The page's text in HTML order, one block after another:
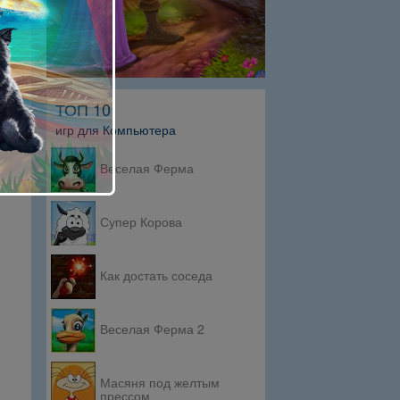
ТОП 10
игр для Компьютера
Веселая Ферма
Супер Корова
Как достать соседа
Веселая Ферма 2
Масяня под желтым
прессом